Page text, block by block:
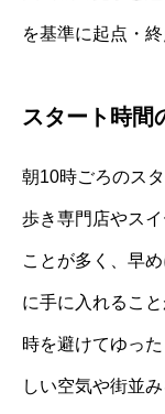
を基準に起点・
スタート時間
朝10時ごろのス
歩き専門店やス
ことが多く、早
に手に入れるこ
時を避けてゆっ
しい空気や街並